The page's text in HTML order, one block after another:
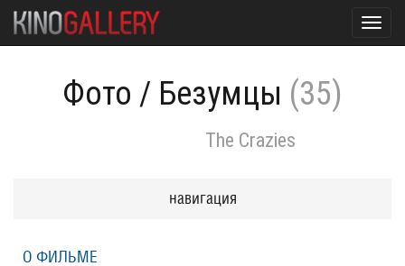
Фото / Безумцы (35)
The Crazies
навигация
О ФИЛЬМЕ